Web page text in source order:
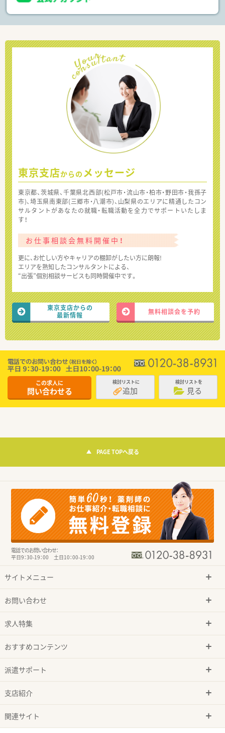
東京支店からの メッセージ
東京都、茨城県、千葉県北西部(松戸市・流山市・柏市・野田市・我孫子
市)、埼玉県南東部(三郷市・八潮市)、山梨県のエリアに精通したコン
サルタントがあなたの就職・転職活動を全力でサポートいたしま
す！
お仕事相談会無料開催中！
更に、お忙しい方やキャリアの棚卸がしたい方に朗報!
エリアを熟知したコンサルタントによる、
“出張”個別相談サービスも同時開催中です。
東京支店からの
最新情報
無料相談会を予約
この求人に
問い合わせる
検討リストに
追加
検討リストを
見る
PAGE TOPへ戻る
電話でのお問い合わせ：
平日9：30-19：00 土日10：00-19：00
サイトメニュー
お問い合わせ
求人特集
おすすめコンテンツ
派遣サポート
支店紹介
関連サイト